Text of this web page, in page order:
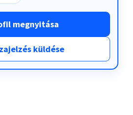
megnyitása
küldése